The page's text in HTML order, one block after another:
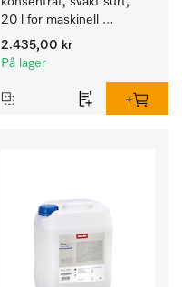
20 l for maskinell
rengjøring av ull.
2.435,00 kr
På lager